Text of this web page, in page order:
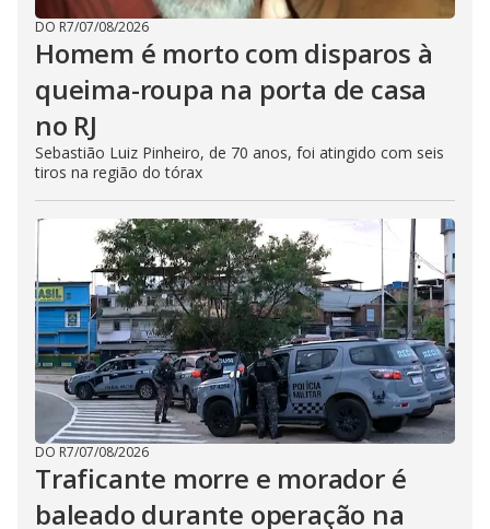
DO R7/07/08/2026
Homem é morto com disparos à
queima-roupa na porta de casa
no RJ
Sebastião Luiz Pinheiro, de 70 anos, foi atingido com seis
tiros na região do tórax
DO R7/07/08/2026
Traficante morre e morador é
baleado durante operação na